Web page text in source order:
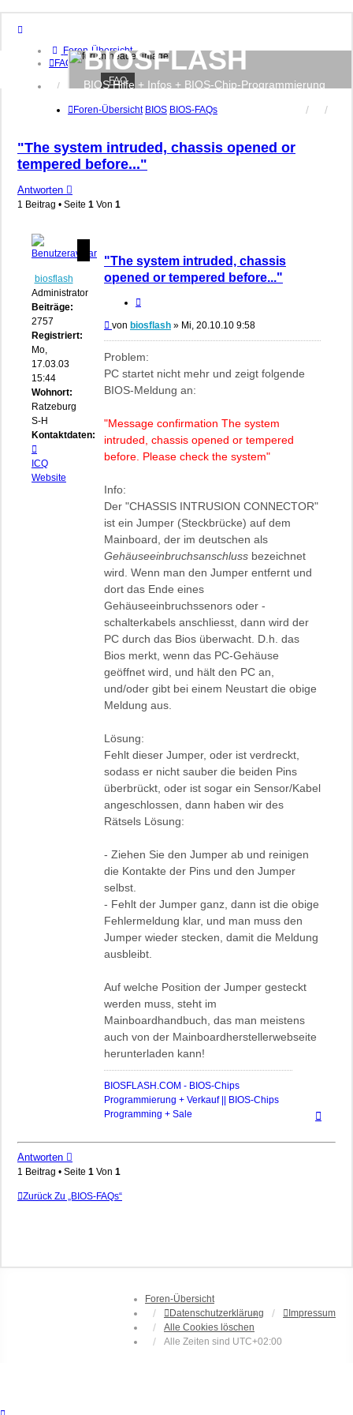
Foren-Übersicht
FAQ
Anmelden
BIOSFLASH
BIOS Hilfe + Infos + BIOS-Chip-Programmierung
FAQ
Foren-Übersicht BIOS BIOS-FAQs
"The system intruded, chassis opened or
tempered before..."
Antworten
1 Beitrag • Seite 1 Von 1
biosflash
Administrator
Beiträge:
2757
Registriert:
Mo,
17.03.03
15:44
Wohnort:
Ratzeburg,
S-H
Kontaktdaten:
von
biosflash
ICQ
Website
"The system intruded, chassis
opened or tempered before..."
Beitrag
von biosflash » Mi, 20.10.10 9:58
Problem:
PC startet nicht mehr und zeigt folgende
BIOS-Meldung an:
"Message confirmation The system
intruded, chassis opened or tempered
before. Please check the system"
Info:
Der "CHASSIS INTRUSION CONNECTOR"
ist ein Jumper (Steckbrücke) auf dem
Mainboard, der im deutschen als
Gehäuseeinbruchsanschluss bezeichnet
wird. Wenn man den Jumper entfernt und
dort das Ende eines
Gehäuseeinbruchssenors oder -
schalterkabels anschliesst, dann wird der
PC durch das Bios überwacht. D.h. das
Bios merkt, wenn das PC-Gehäuse
geöffnet wird, und hält den PC an,
und/oder gibt bei einem Neustart die obige
Meldung aus.
Lösung:
Fehlt dieser Jumper, oder ist verdreckt,
sodass er nicht sauber die beiden Pins
überbrückt, oder ist sogar ein Sensor/Kabel
angeschlossen, dann haben wir des
Rätsels Lösung:
- Ziehen Sie den Jumper ab und reinigen
die Kontakte der Pins und den Jumper
selbst.
- Fehlt der Jumper ganz, dann ist die obige
Fehlermeldung klar, und man muss den
Jumper wieder stecken, damit die Meldung
ausbleibt.
Auf welche Position der Jumper gesteckt
werden muss, steht im
Mainboardhandbuch, das man meistens
auch von der Mainboardherstellerwebseite
herunterladen kann!
BIOSFLASH.COM - BIOS-Chips
Programmierung + Verkauf || BIOS-Chips
Programming + Sale
Antworten
1 Beitrag • Seite 1 Von 1
Zurück Zu „BIOS-FAQs“
Foren-Übersicht
Datenschutzerklärung
Impressum
Alle Cookies löschen
Alle Zeiten sind UTC+02:00